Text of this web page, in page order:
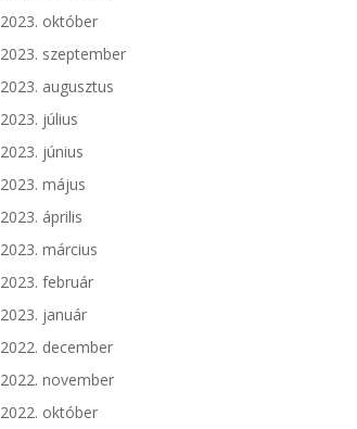
2023. október
2023. szeptember
2023. augusztus
2023. július
2023. június
2023. május
2023. április
2023. március
2023. február
2023. január
2022. december
2022. november
2022. október